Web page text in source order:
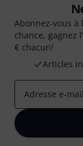
Abonnez-vous
chance, gagnez
€ chacun!
Articles
Adresse e-mail